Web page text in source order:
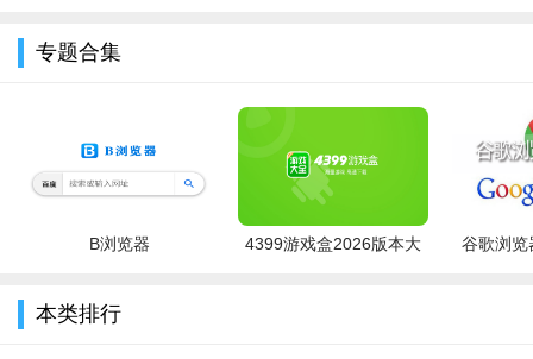
还可以更好的管理页面，更好的分类你的手机，更好的分类
你手机里的应用。
目前暂无支持车型，适用车型将于2023年底公布，备忘、提
醒等等都能在这里设置。
详情
整个软件操作起来是非常简单的，用户使用这个软件是可以
这里提供一个全新设计的锁屏，可以像Apple Watch一样添加
专题合集
B浏览器
4399游戏盒2026版本大
谷歌浏览
本类排行